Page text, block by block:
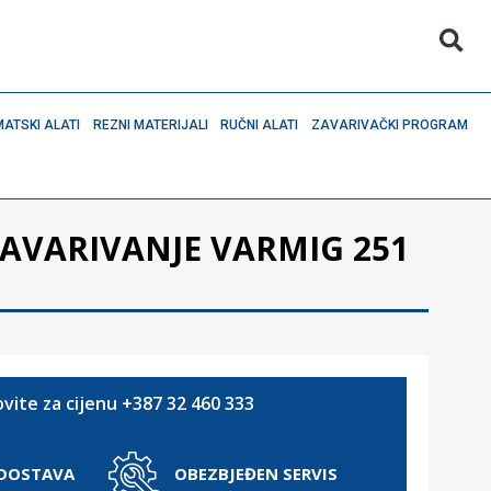
ALATI REZNI MATERIJALI RUČNI ALATI ZAVARIVAČKI PROGRAM
VARMIG 251
za cijenu +387 32 460 333
OBEZBJEĐEN SERVIS